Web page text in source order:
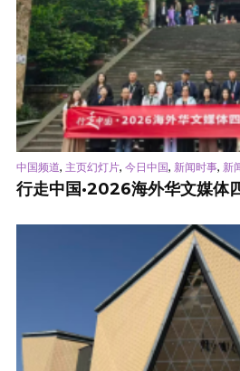
中国频道, 主页幻灯片, 今日中国, 新闻时事, 新
行走中国·2026海外华文媒体